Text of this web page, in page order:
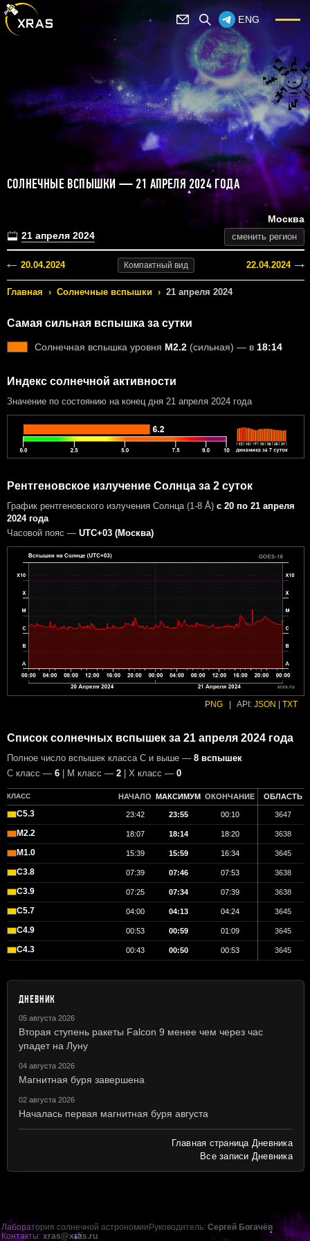
ENG
СОЛНЕЧНЫЕ ВСПЫШКИ — 21 АПРЕЛЯ 2024 ГОДА
21 апреля 2024
Москва
сменить регион
20.04.2024 Компактный вид 22.04.2024
Главная › Солнечные вспышки › 21 апреля 2024
Самая сильная вспышка за сутки
Солнечная вспышка уровня M2.2 (сильная) — в 18:14
Индекс солнечной активности
Значение по состоянию на конец дня 21 апреля 2024 года
Рентгеновское излучение Солнца за 2 суток
График рентгеновского излучения Солнца (1-8 Å) с 20 по 21 апреля
2024 года
Часовой пояс — UTC+03 (Москва)
PNG API: JSON TXT
Список солнечных вспышек за 21 апреля 2024 года
Полное число вспышек класса C и выше — 8 вспышек
С класс — 6 | М класс — 2 | X класс — 0
КЛАСС НАЧАЛО МАКСИМУМ ОКОНЧАНИЕ ОБЛАСТЬ
C5.3 23:42 23:55 00:10 3647
M2.2 18:07 18:14 18:20 3638
M1.0 15:39 15:59 16:34 3645
C3.8 07:39 07:46 07:53 3638
C3.9 07:25 07:34 07:39 3638
C5.7 04:00 04:13 04:24 3645
C4.9 00:53 00:59 01:09 3645
C4.3 00:43 00:50 00:53 3645
ДНЕВНИК
05 августа 2026
Вторая ступень ракеты Falcon 9 менее чем через час
упадет на Луну
04 августа 2026
Магнитная буря завершена
02 августа 2026
Началась первая магнитная буря августа
Главная страница Дневника
Все записи Дневника
Лаборатория солнечной астрономии Руководитель: Сергей Богачёв
Контакты: xras@xras.ru